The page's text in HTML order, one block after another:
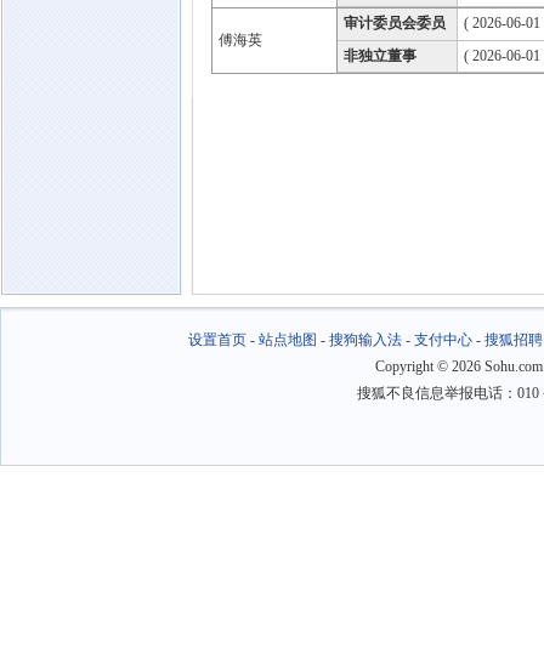
傅海英
审计委员会委员
( 2026-06-
非独立董事
( 2026-06-
设置首页- 站点地图 - 搜狗输入法- 支付中心- 搜狐招聘
Copyright © 2026
搜狐不良信息举报电话：010